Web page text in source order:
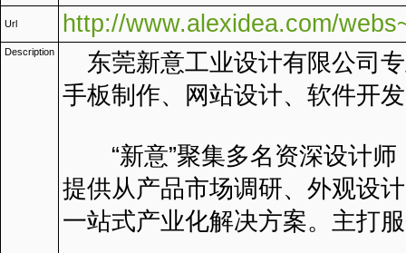
Url http://www.alexidea.com/
Description
东莞新意工业设计有限公司
手板制作、网站设计、软件开
“新意”聚集多名资深设计师
提供从产品市场调研、外观设
一站式产业化解决方案。主打